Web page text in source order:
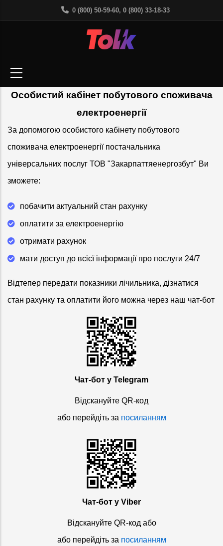
0 (800) 50-59-60, 0 (800) 33-18-33
Особистий кабінет побутового споживача
електроенергії
За допомогою особистого кабінету побутового
споживача електроенергії постачальника
універсальних послуг ТОВ "Закарпаттяенергозбут" Ви
зможете:
побачити актуальний стан рахунку
оплатити за електроенергію
отримати рахунок
мати доступ до всієї інформації про послуги 24/7
Відтепер передати показники лічильника, дізнатися
стан рахунку та оплатити його можна через наш чат-бот
Чат-бот у Telegram
Відскануйте QR-код
або перейдіть за посиланням
Чат-бот у Viber
Відскануйте QR-код або
або перейдіть за посиланням